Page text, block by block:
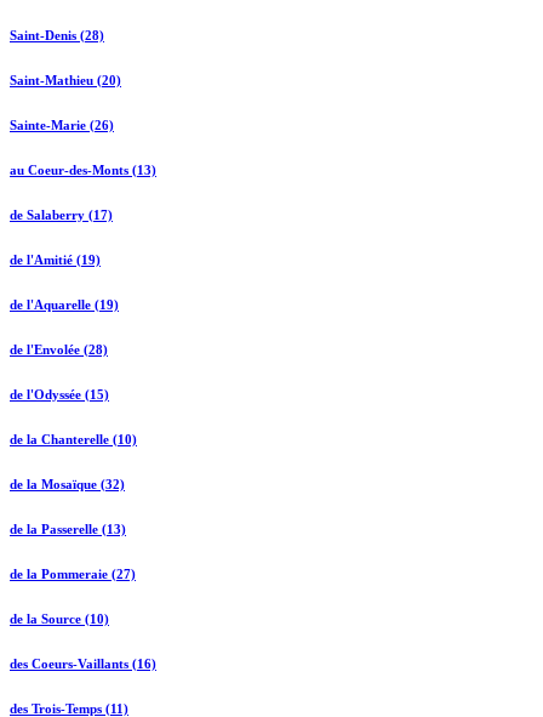
Saint-Denis (28)
Saint-Mathieu (20)
Sainte-Marie (26)
au Coeur-des-Monts (13)
de Salaberry (17)
de l'Amitié (19)
de l'Aquarelle (19)
de l'Envolée (28)
de l'Odyssée (15)
de la Chanterelle (10)
de la Mosaïque (32)
de la Passerelle (13)
de la Pommeraie (27)
de la Source (10)
des Coeurs-Vaillants (16)
des Trois-Temps (11)